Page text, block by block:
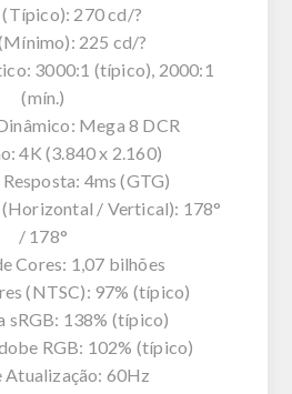
270 cd/?
225 cd/?
3000:1 (típico), 2000:1
(mín.)
Mega 8 DCR
4K (3.840 x 2.160)
4ms (GTG)
/ Vertical): 178°
/ 178°
Cores: 1,07 bilhões
(NTSC): 97% (típico)
sRGB: 138% (típico)
RGB: 102% (típico)
Atualização: 60Hz